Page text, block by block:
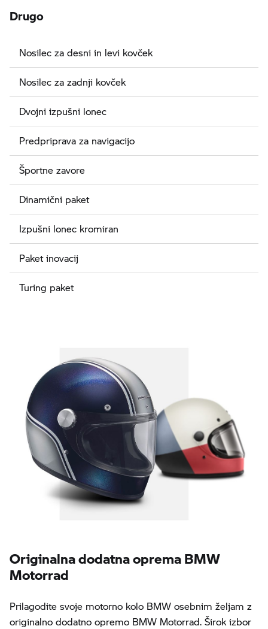
Drugo
Nosilec za desni in levi kovček
Nosilec za zadnji kovček
Dvojni izpušni lonec
Predpriprava za navigacijo
Športne zavore
Dinamični paket
Izpušni lonec kromiran
Paket inovacij
Turing paket
Originalna dodatna oprema BMW
Motorrad
Prilagodite svoje motorno kolo BMW osebnim željam z
originalno dodatno opremo BMW Motorrad. Širok izbor